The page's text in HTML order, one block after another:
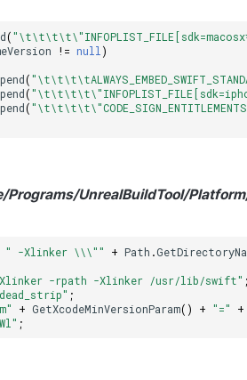
(
!= null)
(
(
(
Programs/UnrealBuildTool/
" -Xlinker \\\"" + Path .
-rpath -Xlinker /usr/lib/swift" ;
;
+ GetXcodeMinVersionParam() + "=" +
;